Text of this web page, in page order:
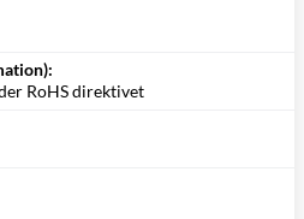
RoHS direktivet